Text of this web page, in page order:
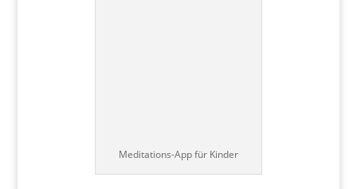
Meditations-App für Kinder